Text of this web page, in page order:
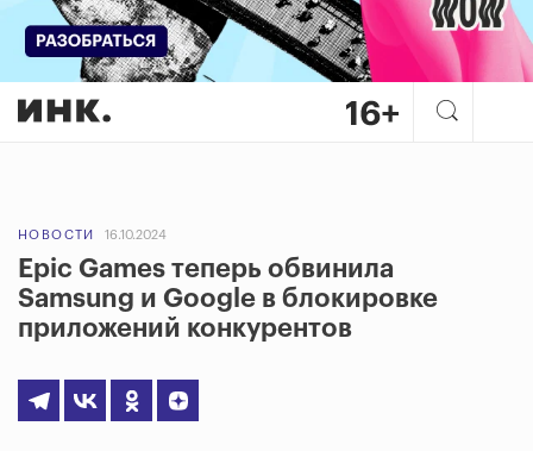
НОВОСТИ 16.10.2024
Epic Games теперь обвинила
Samsung и Google в блокировке
приложений конкурентов